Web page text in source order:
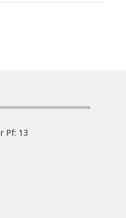
Pf: 13